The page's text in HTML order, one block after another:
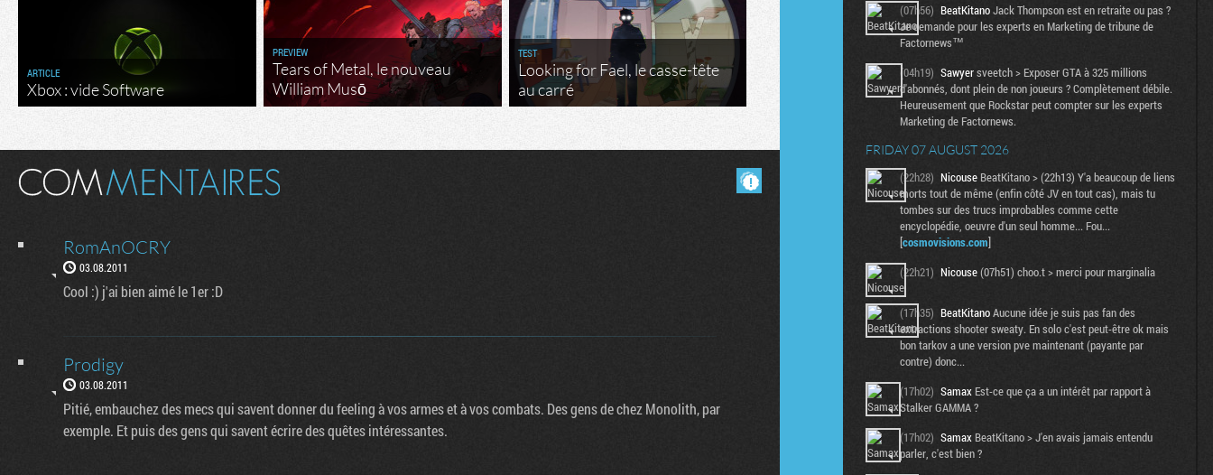
ARTICLE
Xbox : vide Software
PREVIEW
Tears of Metal, le nouveau
William Musō
TEST
Looking for Fael, le casse-tête
au carré
RomAnOCRY
03.08.2011
Cool :) j'ai bien aimé le 1er :D
Prodigy
03.08.2011
Pitié, embauchez des mecs qui savent donner du feeling à vos armes et à vos combats. Des gens de chez Monolith, par
exemple. Et puis des gens qui savent écrire des quêtes intéressantes.
(07h56) BeatKitanoJack Thompson est en retraite ou pas ?
Je demande pour les experts en Marketing de tribune de
Factornews™
(04h19) Sawyersveetch > Exposer GTA à 325 millions
d'abonnés, dont plein de non joueurs ? Complètement débile.
Heureusement que Rockstar peut compter sur les experts
Marketing de Factornews.
FRIDAY 07 AUGUST 2026
(22h28) Nicouse BeatKitano > (22h13) Y'a beaucoup de liens
morts tout de même (enfin côté JV en tout cas), mais tu
tombes sur des trucs improbables comme cette
encyclopédie, oeuvre d'un seul homme... Fou...
[cosmovisions.com]
(22h21) Nicouse(07h51) choo.t > merci pour marginalia
(17h35) BeatKitanoAucune idée je suis pas fan des
extractions shooter sweaty. En solo c'est peut-être ok mais
bon tarkov a une version pve maintenant (payante par
contre) donc...
(17h02) Samax Est-ce que ça a un intérêt par rapport à
Stalker GAMMA ?
(17h02) Samax BeatKitano > J'en avais jamais entendu
parler, c'est bien ?